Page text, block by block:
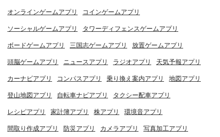
オンラインゲームアプリ コインゲームアプリ
ソーシャルゲームアプリ タワーディフェンスゲームアプリ
ボードゲームアプリ 三国志ゲームアプリ 放置ゲームアプリ
頭脳ゲームアプリ ニュースアプリ ラジオアプリ 天気予報アプリ
カーナビアプリ コンパスアプリ 乗り換え案内アプリ 地図アプリ
登山地図アプリ 自転車ナビアプリ タクシー配車アプリ
レシピアプリ 家計簿アプリ 株アプリ 環境音アプリ
間取り作成アプリ 防災アプリ カメラアプリ 写真加工アプリ